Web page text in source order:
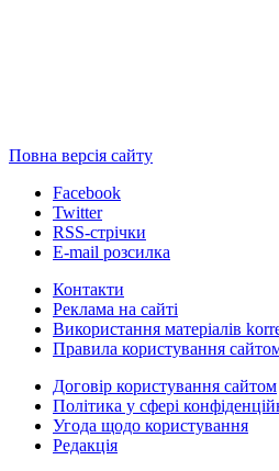
Повна версія сайту
Facebook
Twitter
RSS-стрічки
E-mail розсилка
Контакти
Реклама на сайті
Використання матеріалів
Правила користування
Договір користування сайтом
Політика у сфері
Угода щодо користування
Редакція